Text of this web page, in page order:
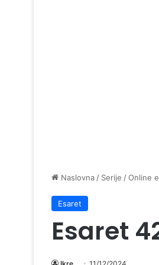
Naslovna / Serije /Online
Esaret
Esaret